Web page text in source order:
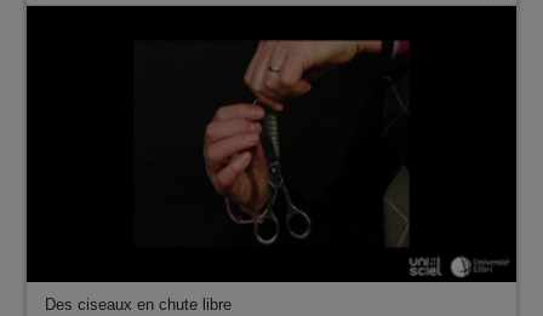
Des ciseaux en chute libre